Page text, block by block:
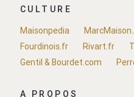
CULTURE
Maisonpedia
Fourdinois.fr
Rivart.fr
Gentil & Bourdet.com
A PROPOS